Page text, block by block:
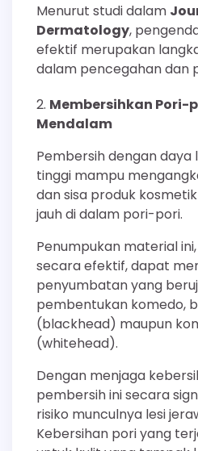
Menurut studi dalam
Dermatology,
efektif merupakan
dalam pencegahan dan
Membersihkan Pori-
Mendalam
Pembersih dengan
tinggi mampu
dan sisa produk
jauh di dalam pori-pori.
Penumpukan material
secara efektif, dapat
penyumbatan yang
pembentukan komedo,
(blackhead) maupun
(whitehead).
Dengan menjaga
pembersih ini secara
risiko munculnya lesi
Kebersihan pori yang